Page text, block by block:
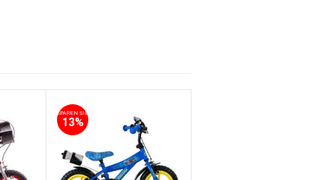
SPAREN SIE
13%